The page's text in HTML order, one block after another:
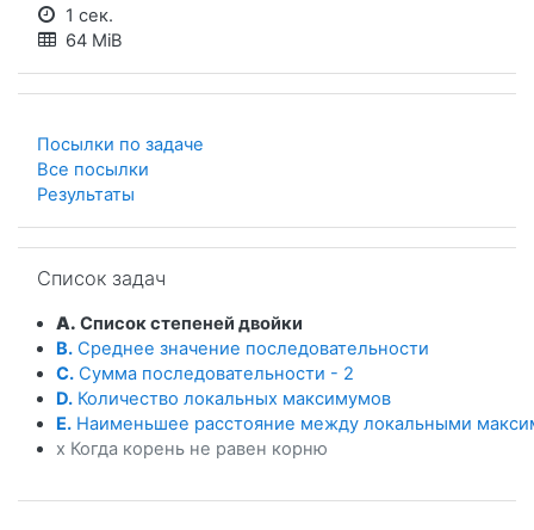
1 сек.
64 MiB
Посылки по задаче
Все посылки
Результаты
Список задач
A. Список степеней двойки
B. Среднее значение последовательности
C. Сумма последовательности - 2
D. Количество локальных максимумов
E. Наименьшее расстояние между локальными
x Когда корень не равен корню